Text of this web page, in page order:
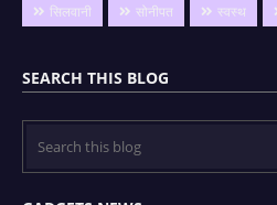
सिलवानी
सोनीपत स्वस्थ
SEARCH THIS BLOG